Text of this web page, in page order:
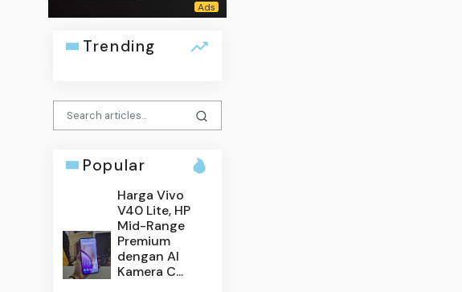
Trending
Popular
Harga Vivo
V40 Lite, HP
Mid-Range
Premium
dengan AI
Kamera C...